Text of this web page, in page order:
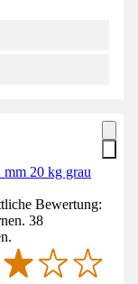
mm 20 kg grau
Bewertung:
38